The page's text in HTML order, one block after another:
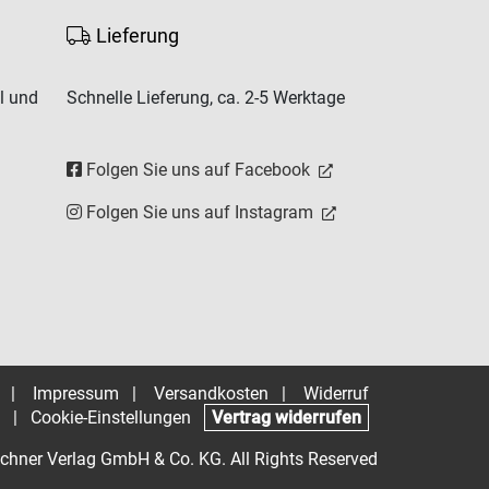
und
Lieferung
Schnelle Lieferung, ca. 2-5 Werktage
Folgen Sie uns auf Facebook
Folgen Sie uns auf Instagram
| Impressum | Versandkosten |
Widerruf
|
Cookie-Einstellungen
Vertrag widerrufen
Verlag GmbH & Co. KG. All Rights Reserved